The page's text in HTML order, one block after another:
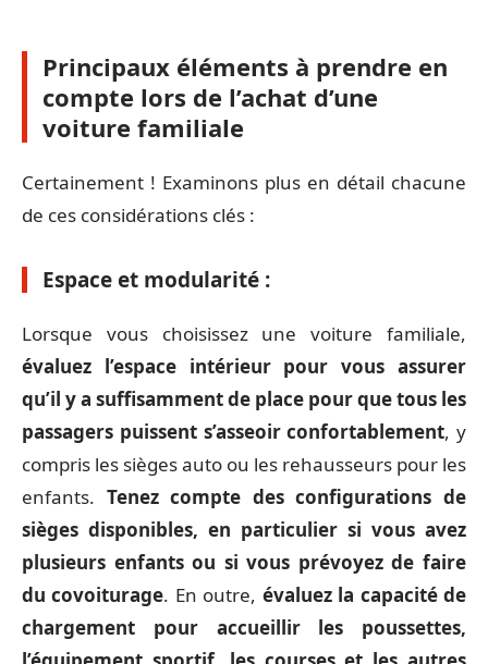
Principaux éléments à prendre en
compte lors de l’achat d’une
voiture familiale
Certainement ! Examinons plus en détail chacune
de ces considérations clés :
Espace et modularité :
Lorsque vous choisissez une voiture familiale,
évaluez l’espace intérieur pour vous assurer
qu’il y a suffisamment de place pour que tous les
passagers puissent s’asseoir confortablement, y
compris les sièges auto ou les rehausseurs pour les
enfants. Tenez compte des configurations de
sièges disponibles, en particulier si vous avez
plusieurs enfants ou si vous prévoyez de faire
du covoiturage. En outre, évaluez la capacité de
chargement pour accueillir les poussettes,